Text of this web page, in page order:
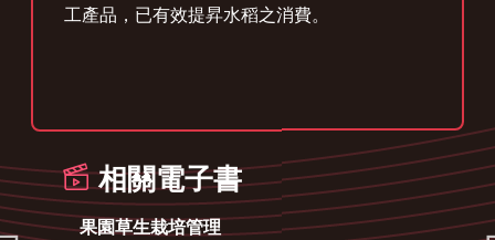
工產品，已有效提昇水稻之消費。
相關電子書
果園草生栽培管理